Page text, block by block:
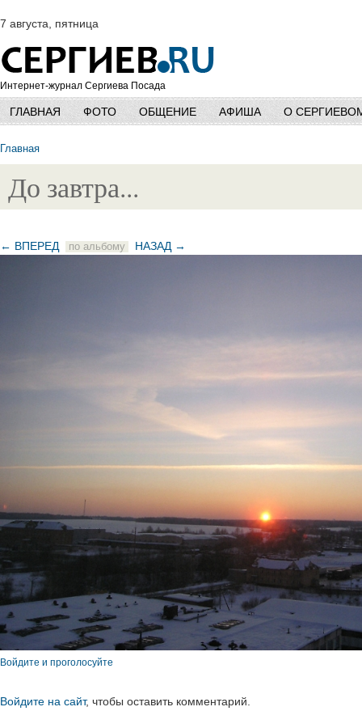
7 августа, пятница
Интернет-журнал Сергиева Посада
ГЛАВНАЯ ФОТО ОБЩЕНИЕ АФИША О
Главная
До завтра...
← ВПЕРЕД по альбому НАЗАД →
Войдите и проголосуйте
Войдите на сайт, чтобы оставить комментарий.